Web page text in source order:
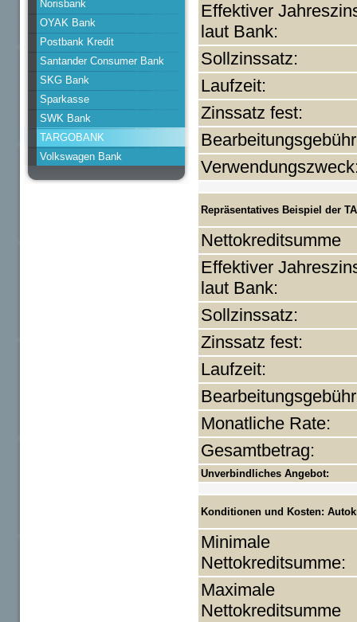
Norisbank
OYAK Bank
Postbank Kredit
Santander Consumer Bank
SKG Bank
Sparkasse
SWK Bank
TARGOBANK
Volkswagen Bank
Effektiver
laut Bank:
Sollzinssatz:
Laufzeit:
Zinssatz fest:
Repräsentatives Beispiel der
Nettokreditsumme
Effektiver
laut Bank:
Sollzinssatz:
Zinssatz fest:
Laufzeit:
Monatliche Rate:
Gesamtbetrag:
Unverbindliches Angebot:
Konditionen und Kosten:
Minimale
Nettokreditsumme:
Maximale
Nettokreditsumme